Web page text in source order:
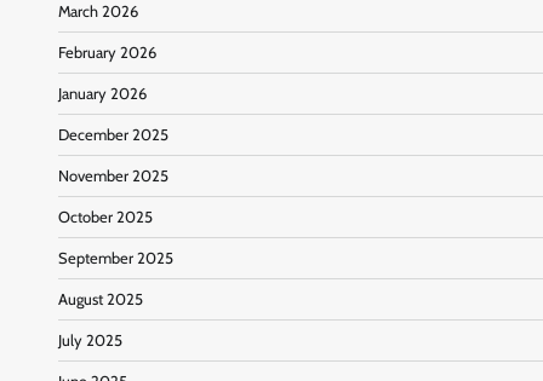
March 2026
February 2026
January 2026
December 2025
November 2025
October 2025
September 2025
August 2025
July 2025